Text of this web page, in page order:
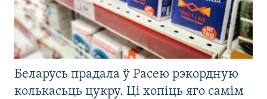
Беларусь прадала ў Расею рэкордную
колькасьць цукру. Ці хопіць яго самім